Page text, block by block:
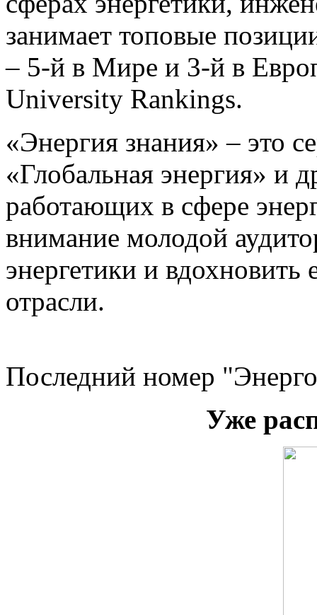
занимает топовые
– 5-й в Мире и 3-й в
University Rankings.
«Энергия знания» – это
«Глобальная энергия» и
работающих в сфере
внимание молодой
энергетики и вдохновить
отрасли.
Последний номер
Уже